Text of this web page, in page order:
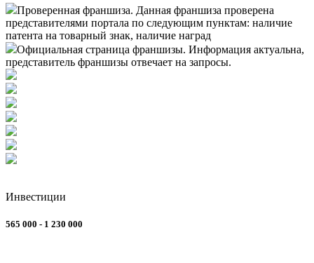
Проверенная франшиза. Данная франшиза проверена
представителями портала по следующим пунктам: наличие
патента на товарный знак, наличие наград
Официальная страница франшизы. Информация актуальна,
представитель франшизы отвечает на запросы.
Инвестиции
565 000 - 1 230 000